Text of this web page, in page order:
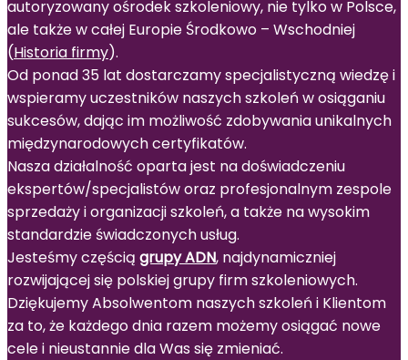
autoryzowany ośrodek szkoleniowy, nie tylko w Polsce,
ale także w całej Europie Środkowo – Wschodniej
(Historia firmy).
Od ponad 35 lat dostarczamy specjalistyczną wiedzę i
wspieramy uczestników naszych szkoleń w osiąganiu
sukcesów, dając im możliwość zdobywania unikalnych
międzynarodowych certyfikatów.
Nasza działalność oparta jest na doświadczeniu
ekspertów/specjalistów oraz profesjonalnym zespole
sprzedaży i organizacji szkoleń, a także na wysokim
standardzie świadczonych usług.
Jesteśmy częścią grupy ADN, najdynamiczniej
rozwijającej się polskiej grupy firm szkoleniowych.
Dziękujemy Absolwentom naszych szkoleń i Klientom
za to, że każdego dnia razem możemy osiągać nowe
cele i nieustannie dla Was się zmieniać.